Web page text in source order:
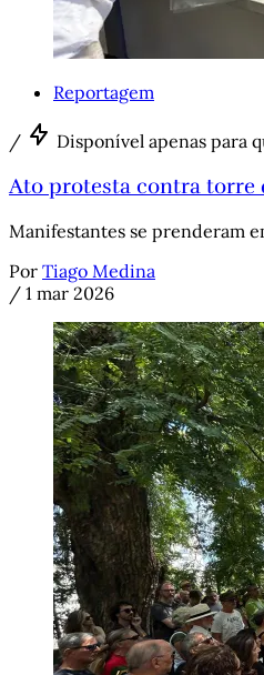
Reportagem
/ Disponível apenas para
Ato protesta contra torre
Manifestantes se prenderam
Por Tiago Medina
/ 1 mar 2026